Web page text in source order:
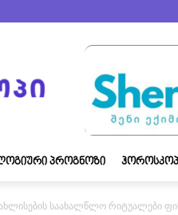
ᲞᲠᲝᲒᲜᲝᲖᲘ
საახალწლო რიტუალები